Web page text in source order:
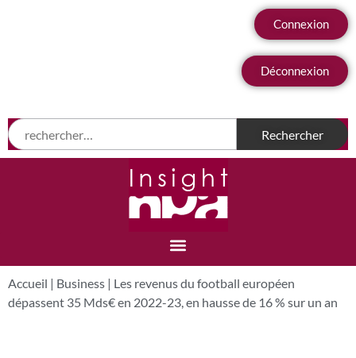
Connexion
Déconnexion
Accueil | Business | Les revenus du football européen
dépassent 35 Mds€ en 2022-23, en hausse de 16 % sur un an